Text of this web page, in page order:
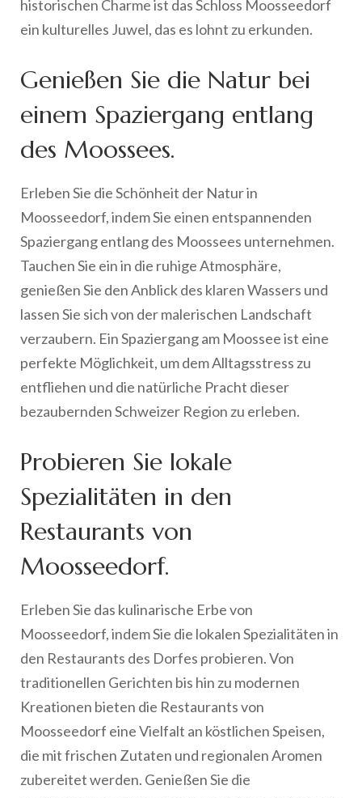
historischen Charme ist das Schloss Moosseedorf
ein kulturelles Juwel, das es lohnt zu erkunden.
Genießen Sie die Natur bei
einem Spaziergang entlang
des Moossees.
Erleben Sie die Schönheit der Natur in
Moosseedorf, indem Sie einen entspannenden
Spaziergang entlang des Moossees unternehmen.
Tauchen Sie ein in die ruhige Atmosphäre,
genießen Sie den Anblick des klaren Wassers und
lassen Sie sich von der malerischen Landschaft
verzaubern. Ein Spaziergang am Moossee ist eine
perfekte Möglichkeit, um dem Alltagsstress zu
entfliehen und die natürliche Pracht dieser
bezaubernden Schweizer Region zu erleben.
Probieren Sie lokale
Spezialitäten in den
Restaurants von
Moosseedorf.
Erleben Sie das kulinarische Erbe von
Moosseedorf, indem Sie die lokalen Spezialitäten in
den Restaurants des Dorfes probieren. Von
traditionellen Gerichten bis hin zu modernen
Kreationen bieten die Restaurants von
Moosseedorf eine Vielfalt an köstlichen Speisen,
die mit frischen Zutaten und regionalen Aromen
zubereitet werden. Genießen Sie die